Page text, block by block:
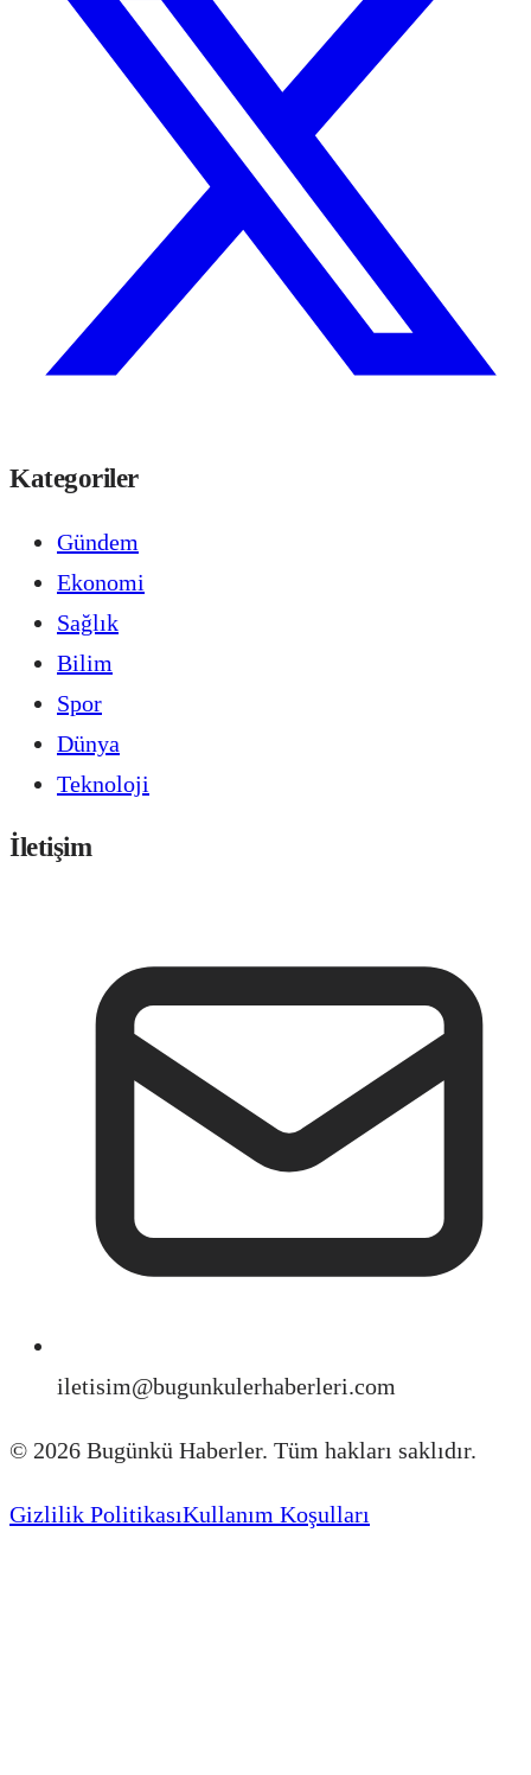
Kategoriler
Gündem
Ekonomi
Sağlık
Bilim
Spor
Dünya
Teknoloji
İletişim
iletisim@bugunkulerhaberleri.com
© 2026 Bugünkü Haberler. Tüm hakları saklıdır.
Gizlilik PolitikasıKullanım Koşulları